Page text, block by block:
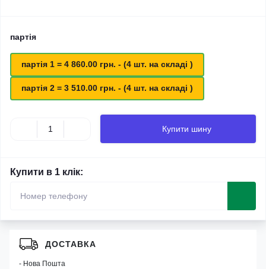
партія
партія 1 = 4 860.00 грн. - (4 шт. на складі )
партія 2 = 3 510.00 грн. - (4 шт. на складі )
Купити шину
Купити в 1 клік:
ДОСТАВКА
- Нова Пошта